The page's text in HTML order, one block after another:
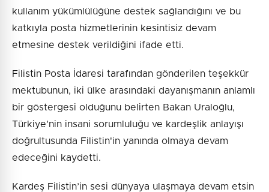
kullanım yükümlülüğüne destek sağlandığını ve bu
katkıyla posta hizmetlerinin kesintisiz devam
etmesine destek verildiğini ifade etti.
Filistin Posta İdaresi tarafından gönderilen teşekkür
mektubunun, iki ülke arasındaki dayanışmanın anlamlı
bir göstergesi olduğunu belirten Bakan Uraloğlu,
Türkiye'nin insani sorumluluğu ve kardeşlik anlayışı
doğrultusunda Filistin'in yanında olmaya devam
edeceğini kaydetti.
Kardeş Filistin’in sesi dünyaya ulaşmaya devam etsin